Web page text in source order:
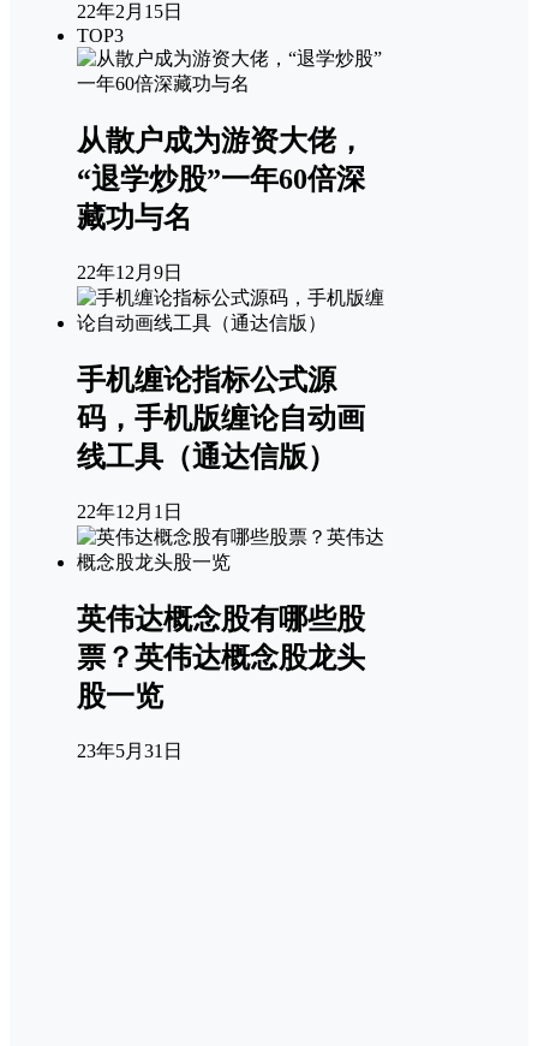
22年2月15日
TOP3
从散户成为游资大佬，
“退学炒股”一年60倍深
藏功与名
22年12月9日
手机缠论指标公式源
码，手机版缠论自动画
线工具（通达信版）
22年12月1日
英伟达概念股有哪些股
票？英伟达概念股龙头
股一览
23年5月31日